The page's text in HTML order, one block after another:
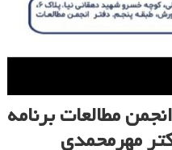
مطالعات برنامه
مهرمحمدی